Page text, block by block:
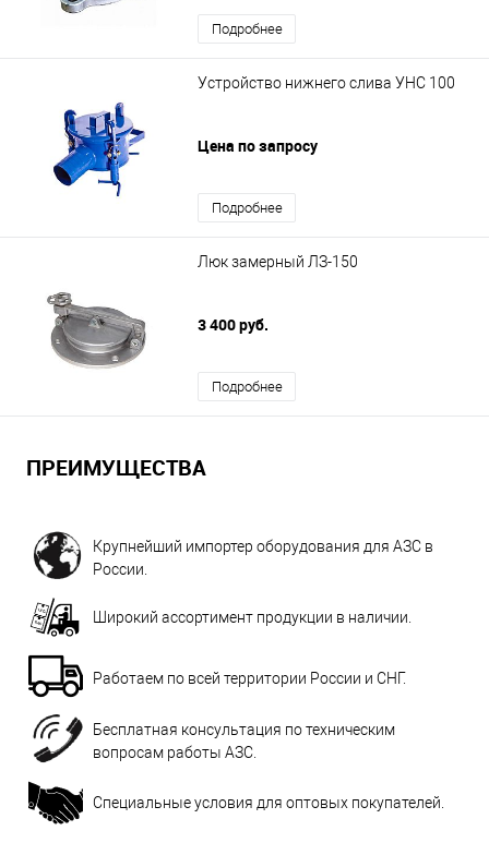
Подробнее
Устройство нижнего слива УНС 100
Цена по запросу
Подробнее
Люк замерный ЛЗ-150
3 400 руб.
Подробнее
ПРЕИМУЩЕСТВА
Крупнейший импортер оборудования для АЗС в
России.
Широкий ассортимент продукции в наличии.
Работаем по всей территории России и СНГ.
Бесплатная консультация по техническим
вопросам работы АЗС.
Специальные условия для оптовых покупателей.